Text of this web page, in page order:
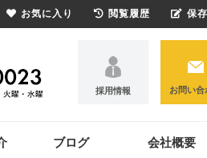
採用情報 お問い合
ブログ 会社概要
お気に入り 閲覧履歴 保